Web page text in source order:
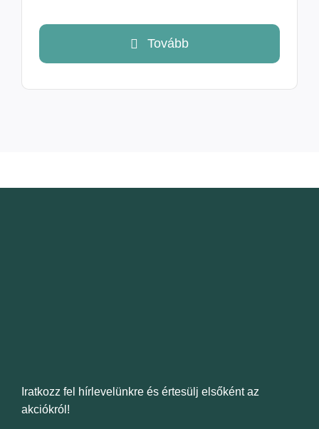
Tovább
Iratkozz fel hírlevelünkre és értesülj elsőként az
akciókról!